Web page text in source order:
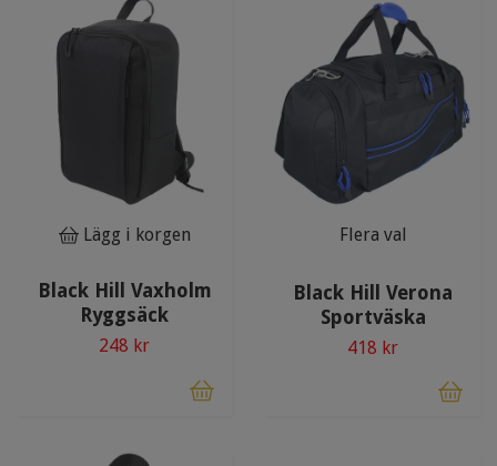
Lägg i korgen
Black Hill Vaxholm
Ryggsäck
248 kr
Flera val
Black Hill Verona
Sportväska
418 kr